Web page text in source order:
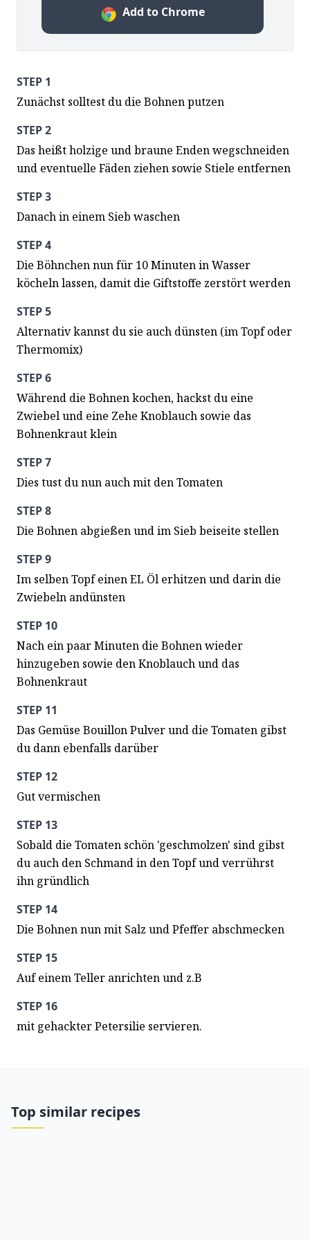
Add to Chrome
STEP 1
Zunächst solltest du die Bohnen putzen
STEP 2
Das heißt holzige und braune Enden wegschneiden
und eventuelle Fäden ziehen sowie Stiele entfernen
STEP 3
Danach in einem Sieb waschen
STEP 4
Die Böhnchen nun für 10 Minuten in Wasser
köcheln lassen, damit die Giftstoffe zerstört werden
STEP 5
Alternativ kannst du sie auch dünsten (im Topf oder
Thermomix)
STEP 6
Während die Bohnen kochen, hackst du eine
Zwiebel und eine Zehe Knoblauch sowie das
Bohnenkraut klein
STEP 7
Dies tust du nun auch mit den Tomaten
STEP 8
Die Bohnen abgießen und im Sieb beiseite stellen
STEP 9
Im selben Topf einen EL Öl erhitzen und darin die
Zwiebeln andünsten
STEP 10
Nach ein paar Minuten die Bohnen wieder
hinzugeben sowie den Knoblauch und das
Bohnenkraut
STEP 11
Das Gemüse Bouillon Pulver und die Tomaten gibst
du dann ebenfalls darüber
STEP 12
Gut vermischen
STEP 13
Sobald die Tomaten schön 'geschmolzen' sind gibst
du auch den Schmand in den Topf und verrührst
ihn gründlich
STEP 14
Die Bohnen nun mit Salz und Pfeffer abschmecken
STEP 15
Auf einem Teller anrichten und z.B
STEP 16
mit gehackter Petersilie servieren.
Top similar recipes